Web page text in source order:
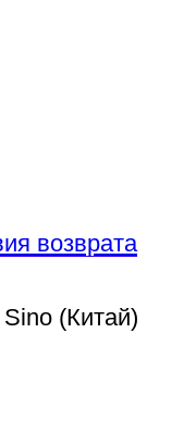
возврата
(Китай)